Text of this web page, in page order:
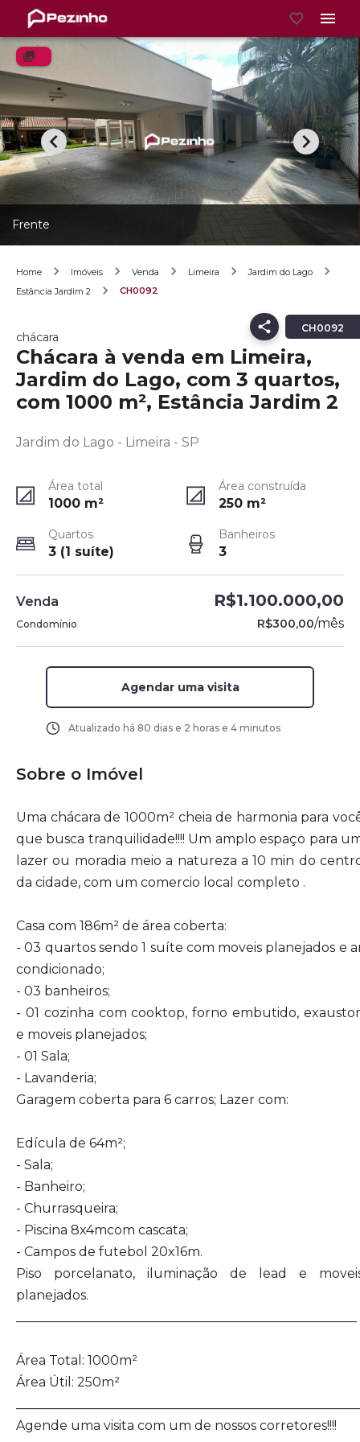
Frente
Home Imóveis Venda Limeira
Jardim do Lago
Estância Jardim 2
CH0092
CH0092
chácara
Chácara à venda em Limeira,
Jardim do Lago, com 3 quartos,
com 1000 m², Estância Jardim 2
Jardim do Lago - Limeira - SP
Área total
1000 m²
Área construída
250 m²
Quartos
3 (1 suíte)
Banheiros
3
Venda R$1.100.000,00
Condomínio R$300,00/mês
Agendar uma visita
Atualizado há 80 dias e 2 horas e 4 minutos
Sobre o Imóvel
Uma chácara de 1000m² cheia de harmonia para
que busca tranquilidade!!!! Um amplo espaço para
lazer ou moradia meio a natureza a 10 min do
da cidade, com um comercio local completo .
Casa com 186m² de área coberta:
- 03 quartos sendo 1 suíte com moveis planejados e
condicionado;
- 03 banheiros;
- 01 cozinha com cooktop, forno embutido,
e moveis planejados;
- 01 Sala;
- Lavanderia;
Garagem coberta para 6 carros; Lazer com:
Edícula de 64m²;
- Sala;
- Banheiro;
- Churrasqueira;
- Piscina 8x4mcom cascata;
- Campos de futebol 20x16m.
Piso porcelanato, iluminação de lead e
planejados.
Área Total: 1000m²
Área Útil: 250m²
Agende uma visita com um de nossos corretores!!!!